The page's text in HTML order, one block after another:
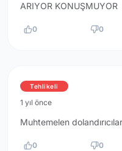
ARIYOR KONUŞMUYOR
0 0
Tehlikeli
1 yıl önce
Muhtemelen
0 0